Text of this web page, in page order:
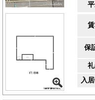
世界最大級の中華街「横浜
として多くの人で賑わい
ンでの利用にも最適で、
す。和食・中華・洋食・
を連ね、日常的にも便利
園」が広がり、港町横浜
海を眺めながらの散歩や
ットで、四季折々の花々
は横浜ベイブリッジや大
然を感じられる贅沢なロ
「元町ショッピングスト
保
入